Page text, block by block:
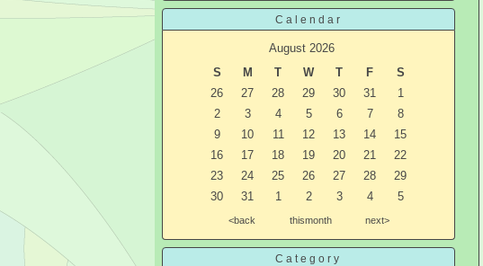
Calendar
August 2026
S
M T W T F
S
26
27 28 29 30 31
1
2
3 4 5 6 7
8
9
10 11 12 13 14
15
16
17 18 19 20 21
22
23
24 25 26 27 28
29
30
31 1 2 3 4 5
<back thismonth next>
Category